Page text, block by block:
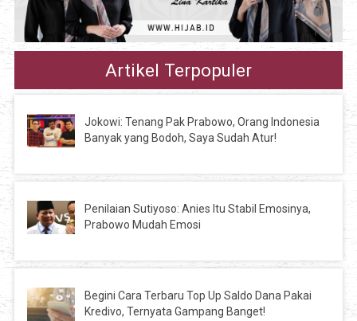
Artikel Terpopuler
Jokowi: Tenang Pak Prabowo, Orang Indonesia
Banyak yang Bodoh, Saya Sudah Atur!
Penilaian Sutiyoso: Anies Itu Stabil Emosinya,
Prabowo Mudah Emosi
Begini Cara Terbaru Top Up Saldo Dana Pakai
Kredivo, Ternyata Gampang Banget!